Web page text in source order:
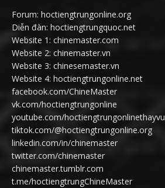
Forum: hoctiengtrungonline.org
Diễn đàn: hoctiengtrungquoc.net
Website 1: chinemaster.com
Website 2: chinemaster.vn
Website 3: chinesemaster.vn
Website 4: hoctiengtrungonline.net
facebook.com/ChineMaster
vk.com/hoctiengtrungonline
youtube.com/hoctiengtrungonlinethayvu
tiktok.com/@hoctiengtrungonline.org
linkedin.com/in/chinemaster
twitter.com/chinemaster
chinemaster.tumblr.com
t.me/hoctiengtrungChineMaster